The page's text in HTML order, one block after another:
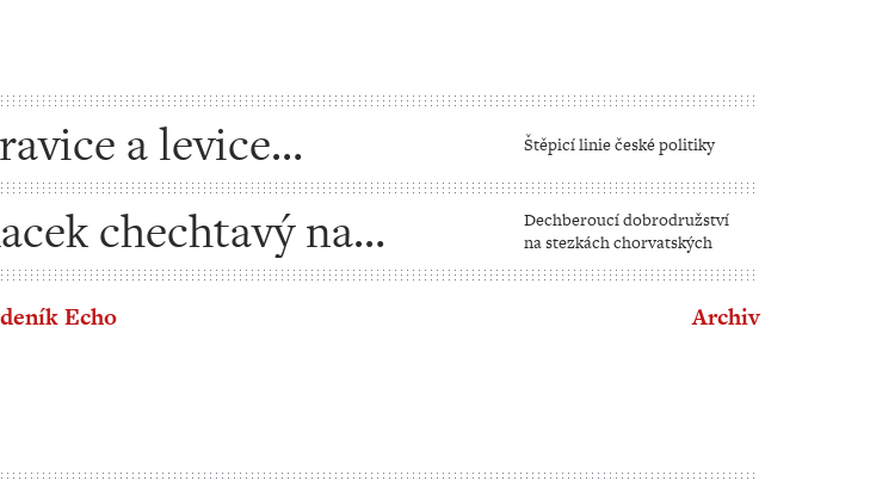
a levice
Štěpicí linie české politiky
chechtavý na
Dechberoucí dobrodružství
na stezkách chorvatských
Echo Archiv